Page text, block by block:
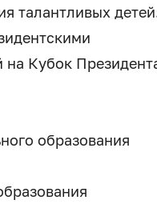
талантливых
на Кубок
образования